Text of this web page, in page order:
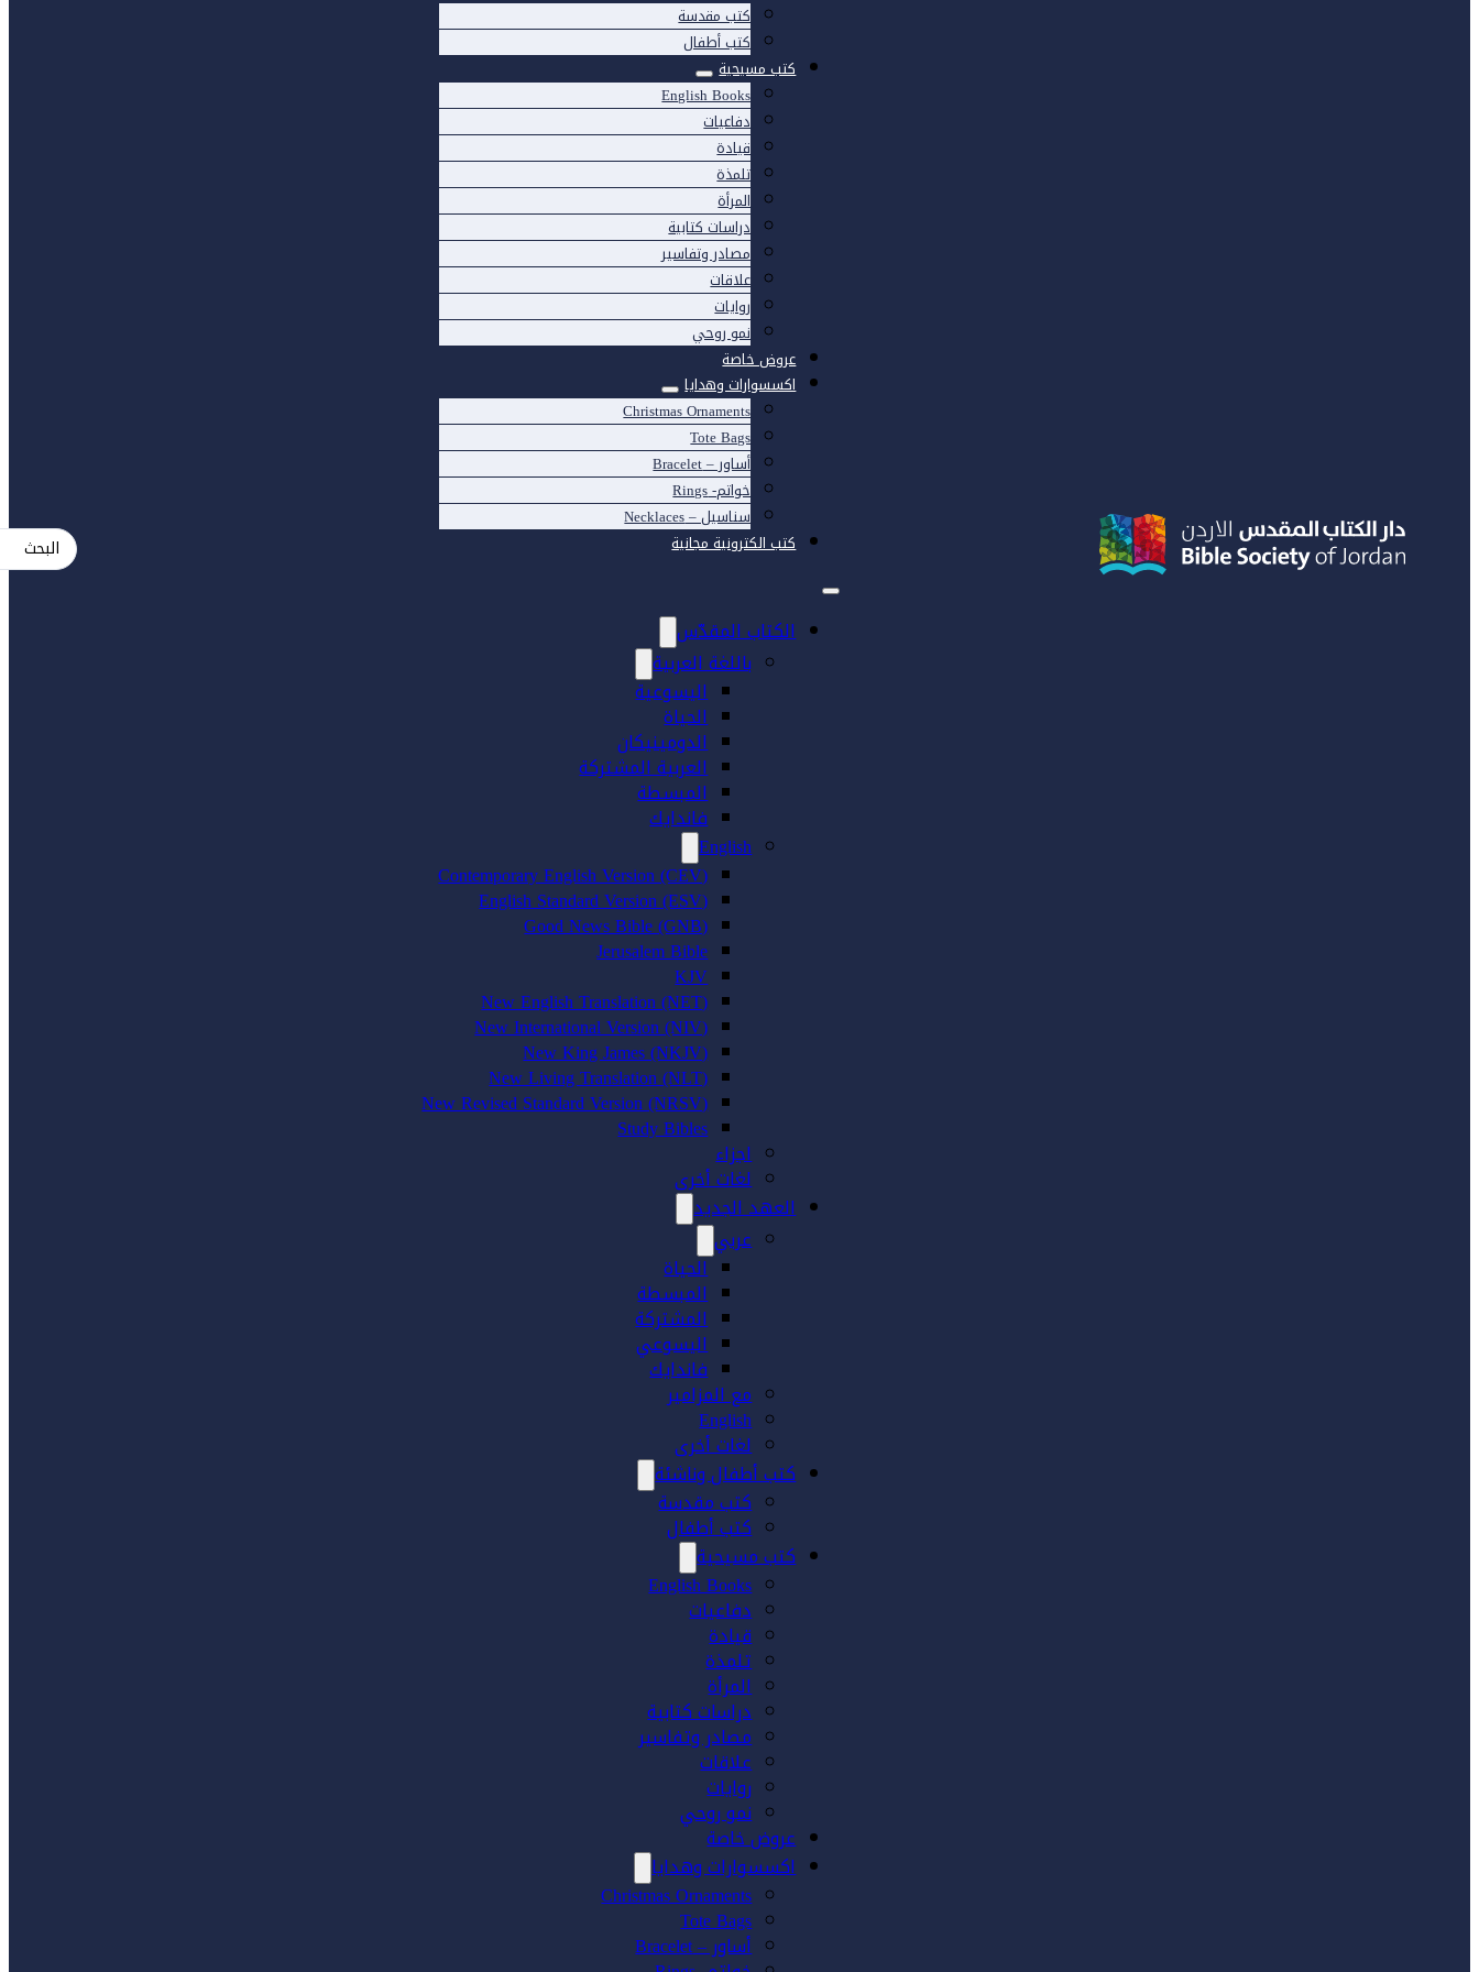
كتب مقدسة
كتب أطفال
كتب مسيحية
English Books
دفاعيات
قيادة
تلمذة
المرأة
دراسات كتابية
مصادر وتفاسير
علاقات
روايات
نمو روحي
عروض خاصة
اكسسوارات وهدايا
Christmas Ornaments
Tote Bags
أساور – Bracelet
خواتم- Rings
سناسيل – Necklaces
كتب الكترونية مجانية
الكتاب المقدّس
باللغة العربية
اليسوعية
الحياة
الدومينيكان
العربية المشتركة
المبسطة
فاندايك
English
Contemporary English Version (CEV)
English Standard Version (ESV)
Good News Bible (GNB)
Jerusalem Bible
KJV
New English Translation (NET)
New International Version (NIV)
New King James (NKJV)
New Living Translation (NLT)
New Revised Standard Version (NRSV)
Study Bibles
اجزاء
لغات أخرى
العهد الجديد
عربي
الحياة
المبسطة
المشتركة
اليسوعي
فاندايك
مع المزامير
English
لغات أخرى
كتب أطفال وناشئة
كتب مقدسة
كتب أطفال
كتب مسيحية
English Books
دفاعيات
قيادة
تلمذة
المرأة
دراسات كتابية
مصادر وتفاسير
علاقات
روايات
نمو روحي
عروض خاصة
اكسسوارات وهدايا
Christmas Ornaments
Tote Bags
أساور – Bracelet
Search
...